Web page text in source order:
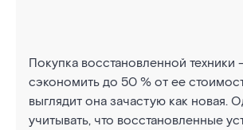
Покупка восстановленной
сэкономить до 50 % от ее
выглядит она зачастую как новая.
учитывать, что восстановленные